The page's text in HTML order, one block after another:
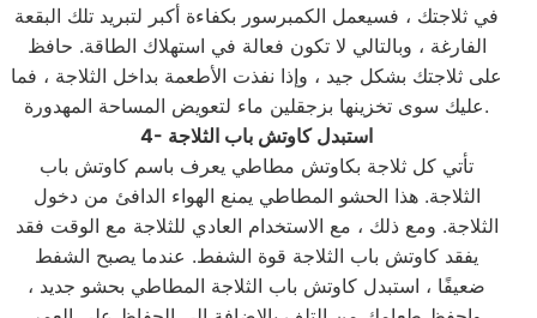
في ثلاجتك ، فسيعمل الكمبرسور بكفاءة أكبر لتبريد تلك البقعة
الفارغة ، وبالتالي لا تكون فعالة في استهلاك الطاقة. حافظ
على ثلاجتك بشكل جيد ، وإذا نفذت الأطعمة بداخل الثلاجة ، فما
عليك سوى تخزينها بزجقلين ماء لتعويض المساحة المهدورة.
4- استبدل كاوتش باب الثلاجة
تأتي كل ثلاجة بكاوتش مطاطي يعرف باسم كاوتش باب
الثلاجة. هذا الحشو المطاطي يمنع الهواء الدافئ من دخول
الثلاجة. ومع ذلك ، مع الاستخدام العادي للثلاجة مع الوقت فقد
يفقد كاوتش باب الثلاجة قوة الشفط. عندما يصبح الشفط
ضعيفًا ، استبدل كاوتش باب الثلاجة المطاطي بحشو جديد ،